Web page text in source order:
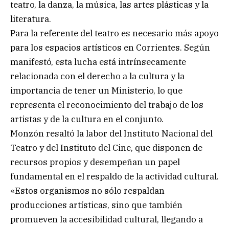
teatro, la danza, la música, las artes plásticas y la
literatura.
Para la referente del teatro es necesario más apoyo
para los espacios artísticos en Corrientes. Según
manifestó, esta lucha está intrínsecamente
relacionada con el derecho a la cultura y la
importancia de tener un Ministerio, lo que
representa el reconocimiento del trabajo de los
artistas y de la cultura en el conjunto.
Monzón resaltó la labor del Instituto Nacional del
Teatro y del Instituto del Cine, que disponen de
recursos propios y desempeñan un papel
fundamental en el respaldo de la actividad cultural.
«Estos organismos no sólo respaldan
producciones artísticas, sino que también
promueven la accesibilidad cultural, llegando a